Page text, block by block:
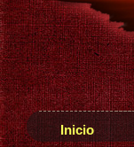
Inicio